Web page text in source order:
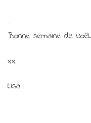
Bonne semaine de Noël.
xx
Lisa